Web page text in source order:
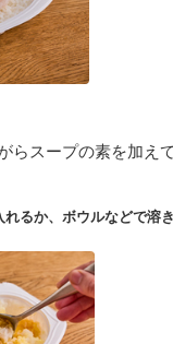
らスープの素を加え
るか、ボウルなどで溶